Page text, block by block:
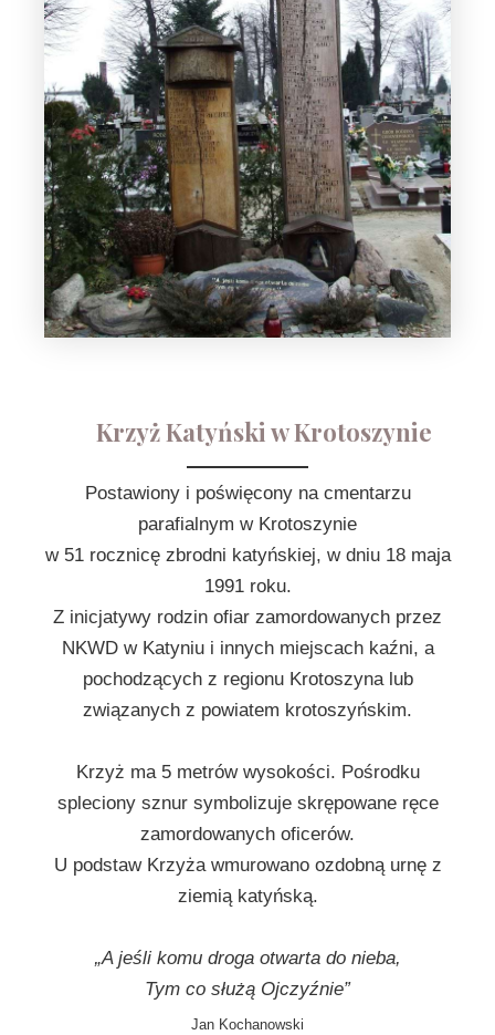
Krzyż Katyński w Krotoszynie
Postawiony i poświęcony na cmentarzu
parafialnym w Krotoszynie
w 51 rocznicę zbrodni katyńskiej, w dniu 18 maja
1991 roku.
Z inicjatywy rodzin ofiar zamordowanych przez
NKWD w Katyniu i innych miejscach kaźni, a
pochodzących z regionu Krotoszyna lub
związanych z powiatem krotoszyńskim.
Krzyż ma 5 metrów wysokości. Pośrodku
spleciony sznur symbolizuje skrępowane ręce
zamordowanych oficerów.
U podstaw Krzyża wmurowano ozdobną urnę z
ziemią katyńską.
„A jeśli komu droga otwarta do nieba,
Tym co służą Ojczyźnie”
Jan Kochanowski